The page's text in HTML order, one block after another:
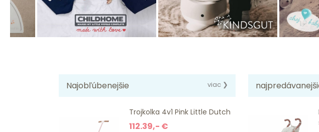
Najobľúbenejšie viac ❯
Trojkolka 4v1 Pink Little Dutch
112.39,- €